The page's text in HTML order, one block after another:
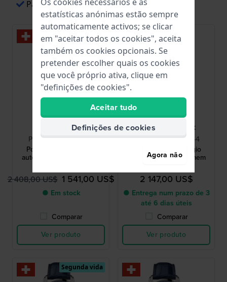
Pagamentos fáceis através de Apple Pay
Maurice Lacroix
PT6358-SS002-431-1
Pontos 41 mm Relógio
automático Suíço homem
2 408,00 US$ 1 541,00 US$
● Em stock
Comparar
Ver produto
-30%
Maurice Lacroix
PT6358-SS004-431-4
Pontos 41 mm Relógio
automático Suíço homem
2 147,00 US$
● Entrega num prazo de 3
até 6 dias úteis
Comparar
Ver produto
Segunda vida
estatísticas anónimas estão sempre
automaticamente activos; se clicar
em "aceitar todos os cookies", aceita
também os cookies opcionais. Se
pretender escolher quais os cookies
que você próprio ativa, clique em
"definições de cookies".
Aceitar tudo
Definições de cookies
Agora não